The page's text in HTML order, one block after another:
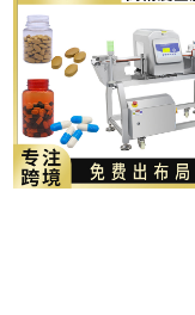
MORE